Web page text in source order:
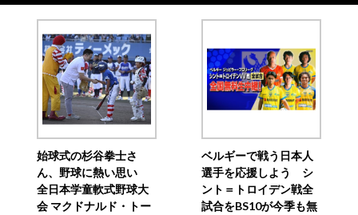
始球式の杉谷拳士さ
ん、野球に熱い思い
全日本学童軟式野球大
会 マクドナルド・トー
ベルギーで戦う日本人
選手を応援しよう シ
ント＝トロイデン戦全
試合をBS10が今季も無